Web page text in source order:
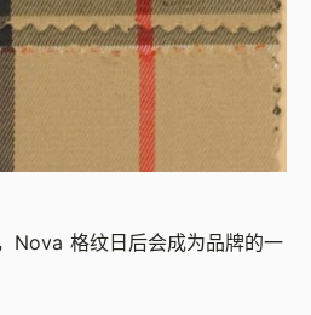
Nova 格纹日后会成为品牌的一